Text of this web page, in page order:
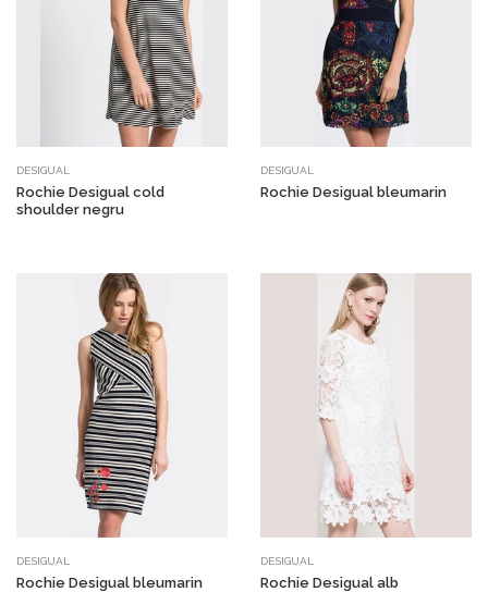
DESIGUAL
Rochie Desigual cold
shoulder negru
DESIGUAL
Rochie Desigual bleumarin
DESIGUAL
Rochie Desigual bleumarin
DESIGUAL
Rochie Desigual alb